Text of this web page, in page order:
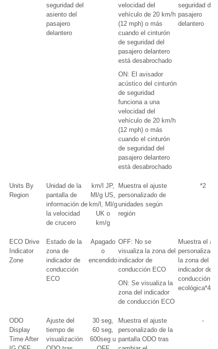
seguridad del
asiento del
pasajero
delantero
velocidad del
vehículo de 20 km/h
(12 mph) o más
cuando el cinturón
de seguridad del
pasajero delantero
está desabrochado
ON: El avisador
acústico del cinturón
de seguridad
funciona a una
velocidad del
vehículo de 20 km/h
(12 mph) o más
cuando el cinturón
de seguridad del
pasajero delantero
está desabrochado
seguridad del
pasajero
delantero
Units By
Region
Unidad de la
pantalla de
información de
la velocidad
de crucero
km/l JP,
Ml/g US,
km/l, Ml/g
UK o
km/g
Muestra el ajuste
personalizado de
unidades según
región
*2
ECO Drive
Indicator
Zone
Estado de la
zona de
indicador de
conducción
ECO
Apagado
o
encendido
OFF: No se
visualiza la zona del
indicador de
conducción ECO
ON: Se visualiza la
zona del indicador
de conducción ECO
Muestra el
la zona del
indicador de
conducción
ecológica*4
ODO
Display
Time After
Ajuste del
tiempo de
visualización
30 seg,
60 seg,
600seg u
Muestra el ajuste
personalizado de la
pantalla ODO tras
-